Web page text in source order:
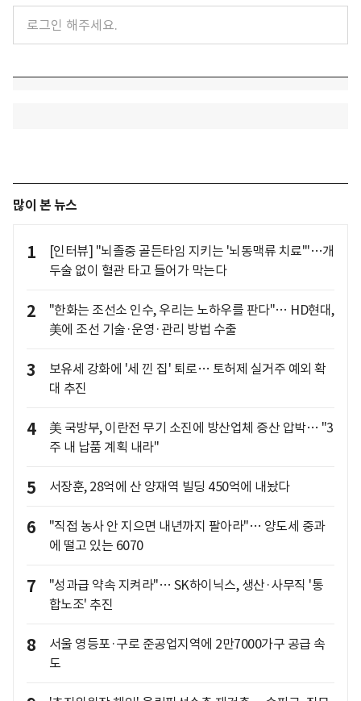
많이 본 뉴스
1
[인터뷰] "뇌졸중 골든타임 지키는 '뇌동맥류 치료'"…개
두술 없이 혈관 타고 들어가 막는다
2
"한화는 조선소 인수, 우리는 노하우를 판다"… HD현대,
美에 조선 기술·운영·관리 방법 수출
3
보유세 강화에 '세 낀 집' 퇴로… 토허제 실거주 예외 확
대 추진
4
美 국방부, 이란전 무기 소진에 방산업체 증산 압박… "3
주 내 납품 계획 내라"
5 서장훈, 28억에 산 양재역 빌딩 450억에 내놨다
6
"직접 농사 안 지으면 내년까지 팔아라"… 양도세 중과
에 떨고 있는 6070
7
"성과급 약속 지켜라"… SK하이닉스, 생산·사무직 '통
합노조' 추진
8
서울 영등포·구로 준공업지역에 2만7000가구 공급 속
도